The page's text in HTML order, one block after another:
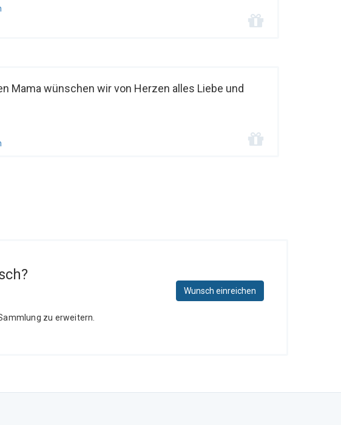
Mama wünschen wir von Herzen alles Liebe und
zu erweitern.
Wunsch einreichen